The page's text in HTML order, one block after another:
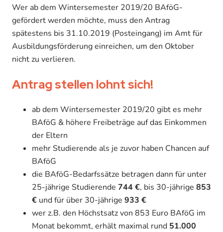
Wer ab dem Wintersemester 2019/20 BAföG-
gefördert werden möchte, muss den Antrag
spätestens bis 31.10.2019 (Posteingang) im Amt für
Ausbildungsförderung einreichen, um den Oktober
nicht zu verlieren.
Antrag stellen lohnt sich!
ab dem Wintersemester 2019/20 gibt es mehr
BAföG & höhere Freibeträge auf das Einkommen
der Eltern
mehr Studierende als je zuvor haben Chancen auf
BAföG
die BAföG-Bedarfssätze betragen dann für unter
25-jährige Studierende 744 €, bis 30-jährige 853
€ und für über 30-jährige 933 €
wer z.B. den Höchstsatz von 853 Euro BAföG im
Monat bekommt, erhält maximal rund 51.000